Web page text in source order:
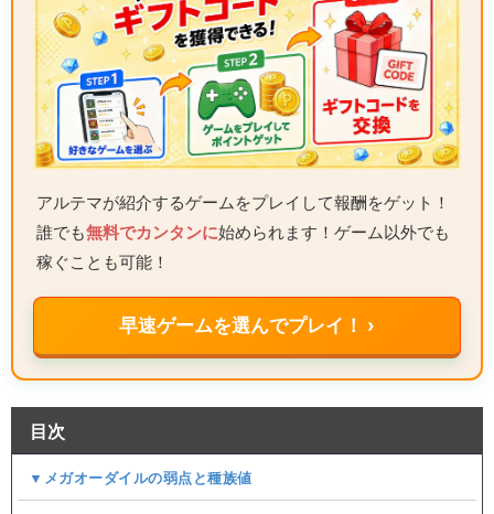
アルテマが紹介するゲームをプレイして報酬をゲット！
誰でも無料でカンタンに始められます！ゲーム以外でも
稼ぐことも可能！
早速ゲームを選んでプレイ！ ›
目次
▼メガオーダイルの弱点と種族値